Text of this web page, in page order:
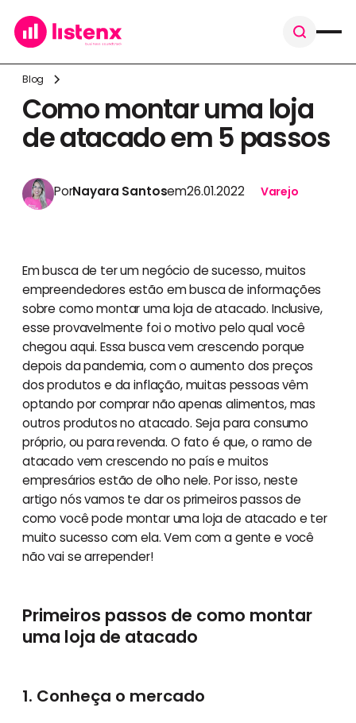
Blog
Como montar uma loja
de atacado em 5 passos
PorNayara Santosem26.01.2022 Varejo
Em busca de ter um negócio de sucesso, muitos
empreendedores estão em busca de informações
sobre como montar uma loja de atacado. Inclusive,
esse provavelmente foi o motivo pelo qual você
chegou aqui. Essa busca vem crescendo porque
depois da pandemia, com o aumento dos preços
dos produtos e da inflação, muitas pessoas vêm
optando por comprar não apenas alimentos, mas
outros produtos no atacado. Seja para consumo
próprio, ou para revenda. O fato é que, o ramo de
atacado vem crescendo no país e muitos
empresários estão de olho nele. Por isso, neste
artigo nós vamos te dar os primeiros passos de
como você pode montar uma loja de atacado e ter
muito sucesso com ela. Vem com a gente e você
não vai se arrepender!
Primeiros passos de como montar
uma loja de atacado
1. Conheça o mercado